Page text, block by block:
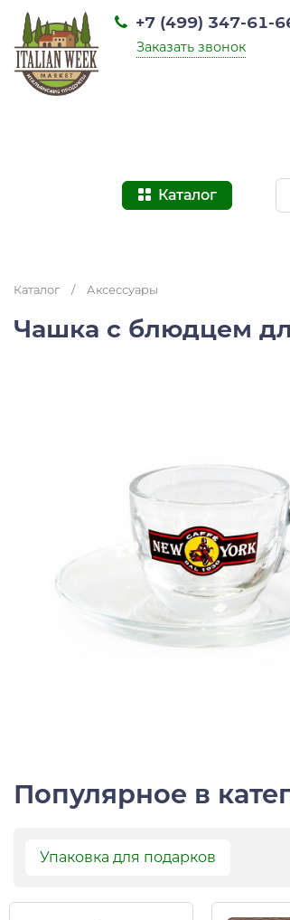
+7 (499) 347-61-
Заказать звонок
Каталог
Каталог / Аксессуары
Чашка с блюдцем
Популярное в
Упаковка для подарков